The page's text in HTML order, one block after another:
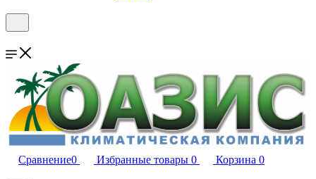
Сравнение0 Избранные товары 0 Корзина 0